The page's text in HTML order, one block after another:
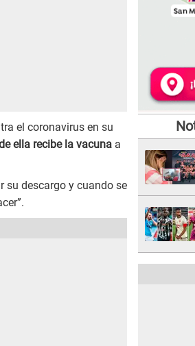
el coronavirus en su
ella recibe la vacuna a
su descargo y cuando se